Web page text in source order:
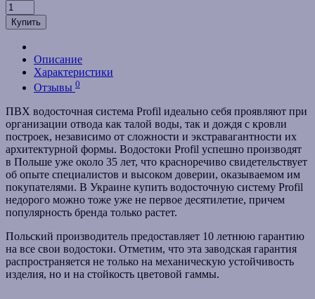
Купить
Описание
Характеристики
Отзывы 0
ПВХ водосточная система Profil идеально себя проявляют при
организации отвода как талой воды, так и дождя с кровли
построек, независимо от сложности и экстравагантности их
архитектурной формы. Водостоки Profil успешно производят
в Польше уже около 35 лет, что красноречиво свидетельствует
об опыте специалистов и высоком доверии, оказываемом им
покупателями. В Украине купить водосточную систему Profil
недорого можно тоже уже не первое десятилетие, причем
популярность бренда только растет.
Польский производитель предоставляет 10 летнюю гарантию
на все свои водостоки. Отметим, что эта заводская гарантия
распространяется не только на механическую устойчивость
изделия, но и на стойкость цветовой гаммы.